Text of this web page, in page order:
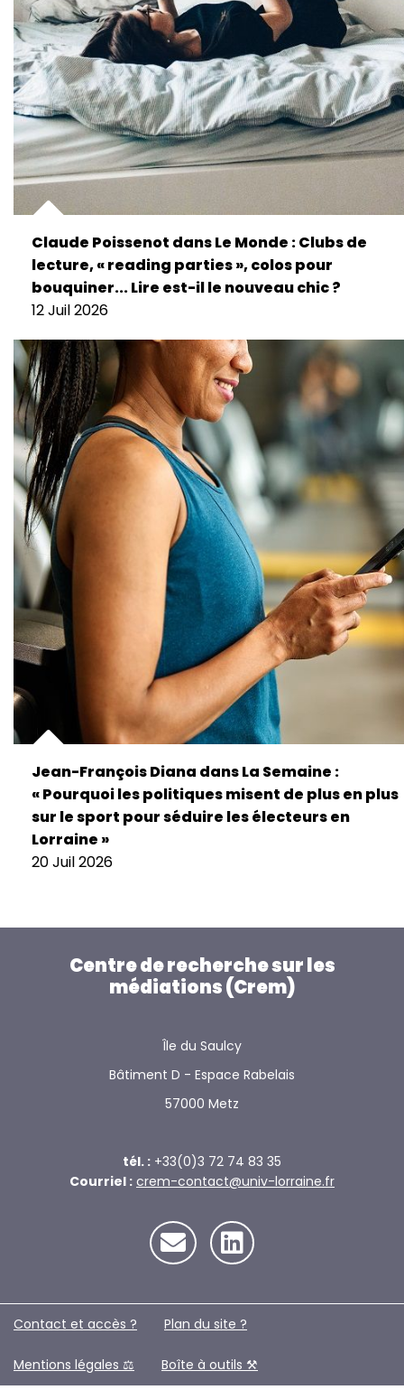
Claude Poissenot dans Le Monde : Clubs de
lecture, « reading parties », colos pour
bouquiner... Lire est-il le nouveau chic ?
12 Juil 2026
Jean-François Diana dans La Semaine :
« Pourquoi les politiques misent de plus en plus
sur le sport pour séduire les électeurs en
Lorraine »
20 Juil 2026
Centre de recherche sur les
médiations (Crem)
Île du Saulcy
Bâtiment D - Espace Rabelais
57000 Metz
tél. : +33(0)3 72 74 83 35
Courriel : crem-contact@univ-lorraine.fr
Contact et accès ? Plan du site ?️
Mentions légales ⚖️ Boîte à outils ⚒️